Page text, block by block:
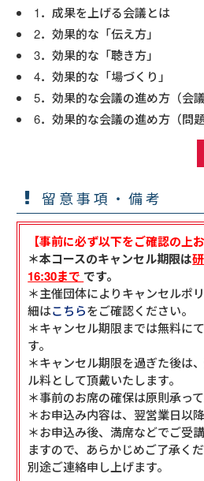
1．成果を上げる会議とは
2．効果的な「伝え方」
3．効果的な「聴き方」
4．効果的な「場づくり」
5．効果的な会議の進め方（会議
6．効果的な会議の進め方（問題
留意事項・備考
【事前に必ず以下をご確認の上
＊本コースのキャンセル期限は
16:30まで です。
＊主催団体によりキャンセルポ
細はこちらをご確認ください。
＊キャンセル期限までは無料に
す。
＊キャンセル期限を過ぎた後は
ル料として頂戴いたします。
＊事前のお席の確保は原則承って
＊お申込み内容は、翌営業日以
＊お申込み後、満席などでご受
ますので、あらかじめご了承く
別途ご連絡申し上げます。